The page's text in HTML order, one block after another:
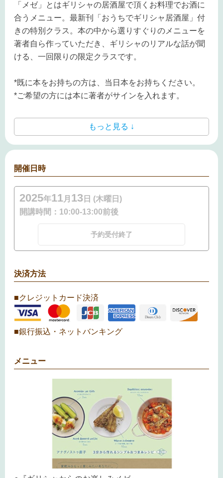
「メゼ」とはギリシャの居酒屋で頂くお料理でお酒に
合うメニュー。 最新刊「おうちでギリシャ居酒屋」付
きの特別クラス。 本の中から選りすぐりのメニューを
著者自ら作っていただき、ギリシャのリアルな話が聞
ける、一回限りの限定クラスです。
*既に本をお持ちの方は、当日本をお持ちください。
*ご希望の方には本に著者がサインを入れます。
もっと見る ↓
開催日時
2025年11月 13 日 (木曜日)
開講時間： 10:00-13:00前後
予約受付終了
決済方法
■クレジットカード決済
■銀行振込・ネットバンキング
メニュー